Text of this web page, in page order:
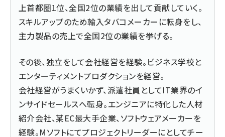
上首都圏1位、全国2位の業績を出して貢献していく。
スキルアップのため輸入タバコメーカーに転身をし、
主力製品の売上で全国2位の業績を挙げる。
その後、独立をして会社経営を経験。ビジネス学校と
エンターティメントプロダクションを経営。
会社経営がうまくいかず、派遣社員としてIT業界のイ
ンサイドセールスへ転身。エンジニアに特化した人材
紹介会社、某EC最大手企業、ソフトウェアメーカーを
経験。Mソフトにてプロジェクトリーダーにとしてチー